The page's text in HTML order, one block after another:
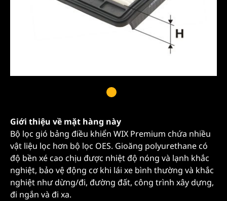
Giới thiệu về mặt hàng này
Bộ lọc gió bảng điều khiển WIX Premium chứa nhiều
vật liệu lọc hơn bộ lọc OES. Gioăng polyurethane có
độ bền xé cao chịu được nhiệt độ nóng và lạnh khắc
nghiệt, bảo vệ động cơ khi lái xe bình thường và khắc
nghiệt như dừng/đi, đường đất, công trình xây dựng,
đi ngắn và đi xa.